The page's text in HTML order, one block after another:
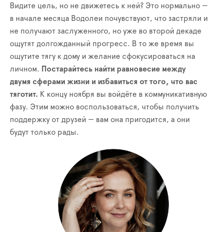
Видите цель, но не движетесь к ней? Это нормально —
в начале месяца Водолеи почувствуют, что застряли и
не получают заслуженного, но уже во второй декаде
ощутят долгожданный прогресс. В то же время вы
ощутите тягу к дому и желание сфокусироваться на
личном. Постарайтесь найти равновесие между
двумя сферами жизни и избавиться от того, что вас
тяготит. К концу ноября вы войдёте в коммуникативную
фазу. Этим можно воспользоваться, чтобы получить
поддержку от друзей — вам она пригодится, а они
будут только рады.